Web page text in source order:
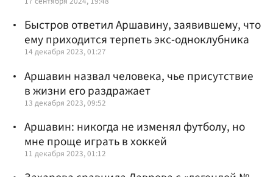
Быстров ответил Аршавину, заявившему, что
ему приходится терпеть экс-одноклубника
14 декабря 2023, 01:27
Аршавин назвал человека, чье присутствие
в жизни его раздражает
13 декабря 2023, 09:52
Аршавин: никогда не изменял футболу, но
мне проще играть в хоккей
11 декабря 2023, 01:12